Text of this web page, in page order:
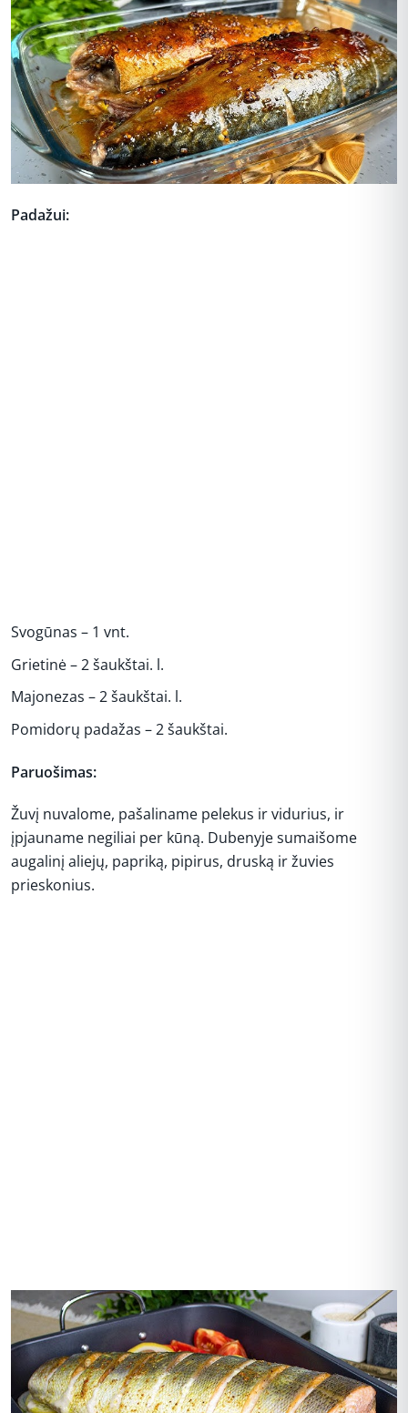
Padažui:
Svogūnas – 1 vnt.
Grietinė – 2 šaukštai. l.
Majonezas – 2 šaukštai. l.
Pomidorų padažas – 2 šaukštai.
Paruošimas:
Žuvį nuvalome, pašaliname pelekus ir vidurius, ir
įpjauname negiliai per kūną. Dubenyje sumaišome
augalinį aliejų, papriką, pipirus, druską ir žuvies
prieskonius.